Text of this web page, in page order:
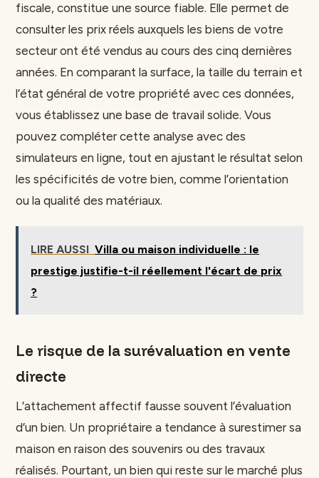
fiscale, constitue une source fiable. Elle permet de
consulter les prix réels auxquels les biens de votre
secteur ont été vendus au cours des cinq dernières
années. En comparant la surface, la taille du terrain et
l’état général de votre propriété avec ces données,
vous établissez une base de travail solide. Vous
pouvez compléter cette analyse avec des
simulateurs en ligne, tout en ajustant le résultat selon
les spécificités de votre bien, comme l’orientation
ou la qualité des matériaux.
LIRE AUSSI Villa ou maison individuelle : le
prestige justifie-t-il réellement l'écart de prix
?
Le risque de la surévaluation en vente
directe
L’attachement affectif fausse souvent l’évaluation
d’un bien. Un propriétaire a tendance à surestimer sa
maison en raison des souvenirs ou des travaux
réalisés. Pourtant, un bien qui reste sur le marché plus